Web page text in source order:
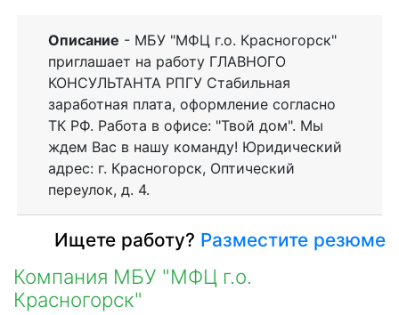
Описание - МБУ "МФЦ г.о. Красногорск"
приглашает на работу ГЛАВНОГО
КОНСУЛЬТАНТА РПГУ Стабильная
заработная плата, оформление согласно
ТК РФ. Работа в офисе: "Твой дом". Мы
ждем Вас в нашу команду! Юридический
адрес: г. Красногорск, Оптический
переулок, д. 4.
Ищете работу? Разместите резюме
Компания МБУ "МФЦ г.о.
Красногорск"